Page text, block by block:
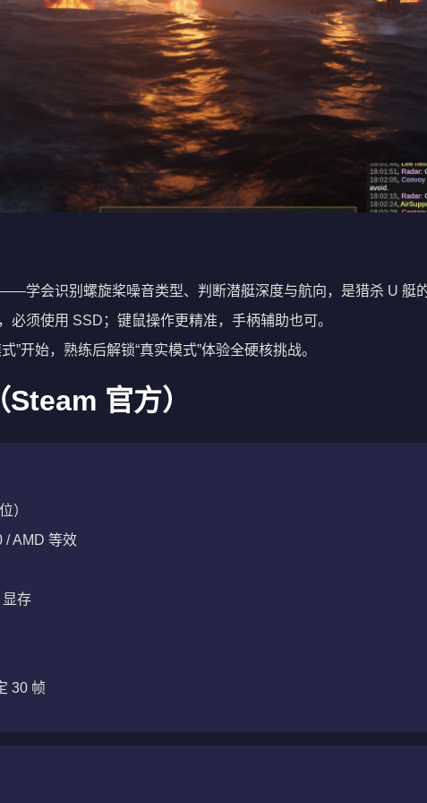
学会识别螺旋桨噪音类型、判断潜艇深度与航向，是猎杀 U 艇
必须使用 SSD；键鼠操作更精准，手柄辅助也可。
”开始，熟练后解锁“真实模式”体验全硬核挑战。
官方）
）
/ AMD 等效
显存
30 帧